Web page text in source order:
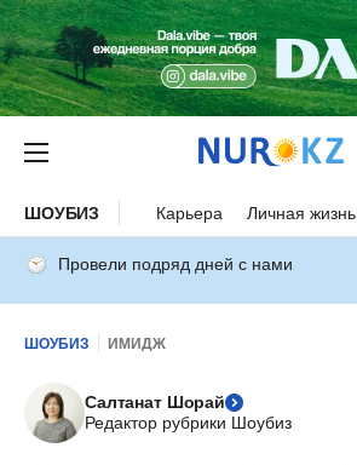
ШОУБИЗ Карьера Личная жизнь
Провели подряд дней с нами
ШОУБИЗ ИМИДЖ
Салтанат Шорай
Редактор рубрики Шоубиз